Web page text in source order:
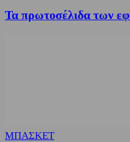
Τα πρωτοσέλιδα των
ΜΠΑΣΚΕΤ